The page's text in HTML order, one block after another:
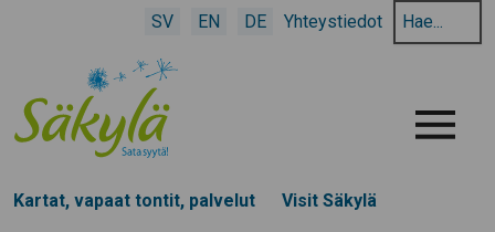
SV EN DE Yhteystiedot
Hae
hakusanalla:
Menu
Kartat, vapaat tontit, palvelut Visit Säkylä